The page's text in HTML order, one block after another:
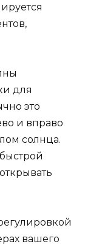
для
это
и вправо
солнца.
вашего